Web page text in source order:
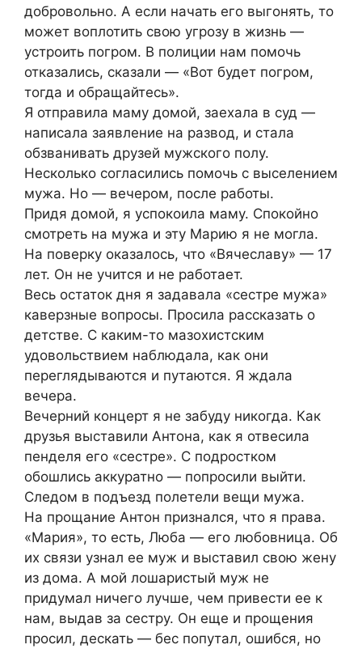
добровольно. А если начать его выгонять, то
может воплотить свою угрозу в жизнь —
устроить погром. В полиции нам помочь
отказались, сказали — «Вот будет погром,
тогда и обращайтесь».
Я отправила маму домой, заехала в суд —
написала заявление на развод, и стала
обзванивать друзей мужского полу.
Несколько согласились помочь с выселением
мужа. Но — вечером, после работы.
Придя домой, я успокоила маму. Спокойно
смотреть на мужа и эту Марию я не могла.
На поверку оказалось, что «Вячеславу» — 17
лет. Он не учится и не работает.
Весь остаток дня я задавала «сестре мужа»
каверзные вопросы. Просила рассказать о
детстве. С каким-то мазохистским
удовольствием наблюдала, как они
переглядываются и путаются. Я ждала
вечера.
Вечерний концерт я не забуду никогда. Как
друзья выставили Антона, как я отвесила
пенделя его «сестре». С подростком
обошлись аккуратно — попросили выйти.
Следом в подъезд полетели вещи мужа.
На прощание Антон признался, что я права.
«Мария», то есть, Люба — его любовница. Об
их связи узнал ее муж и выставил свою жену
из дома. А мой лошаристый муж не
придумал ничего лучше, чем привести ее к
нам, выдав за сестру. Он еще и прощения
просил, дескать — бес попутал, ошибся, но